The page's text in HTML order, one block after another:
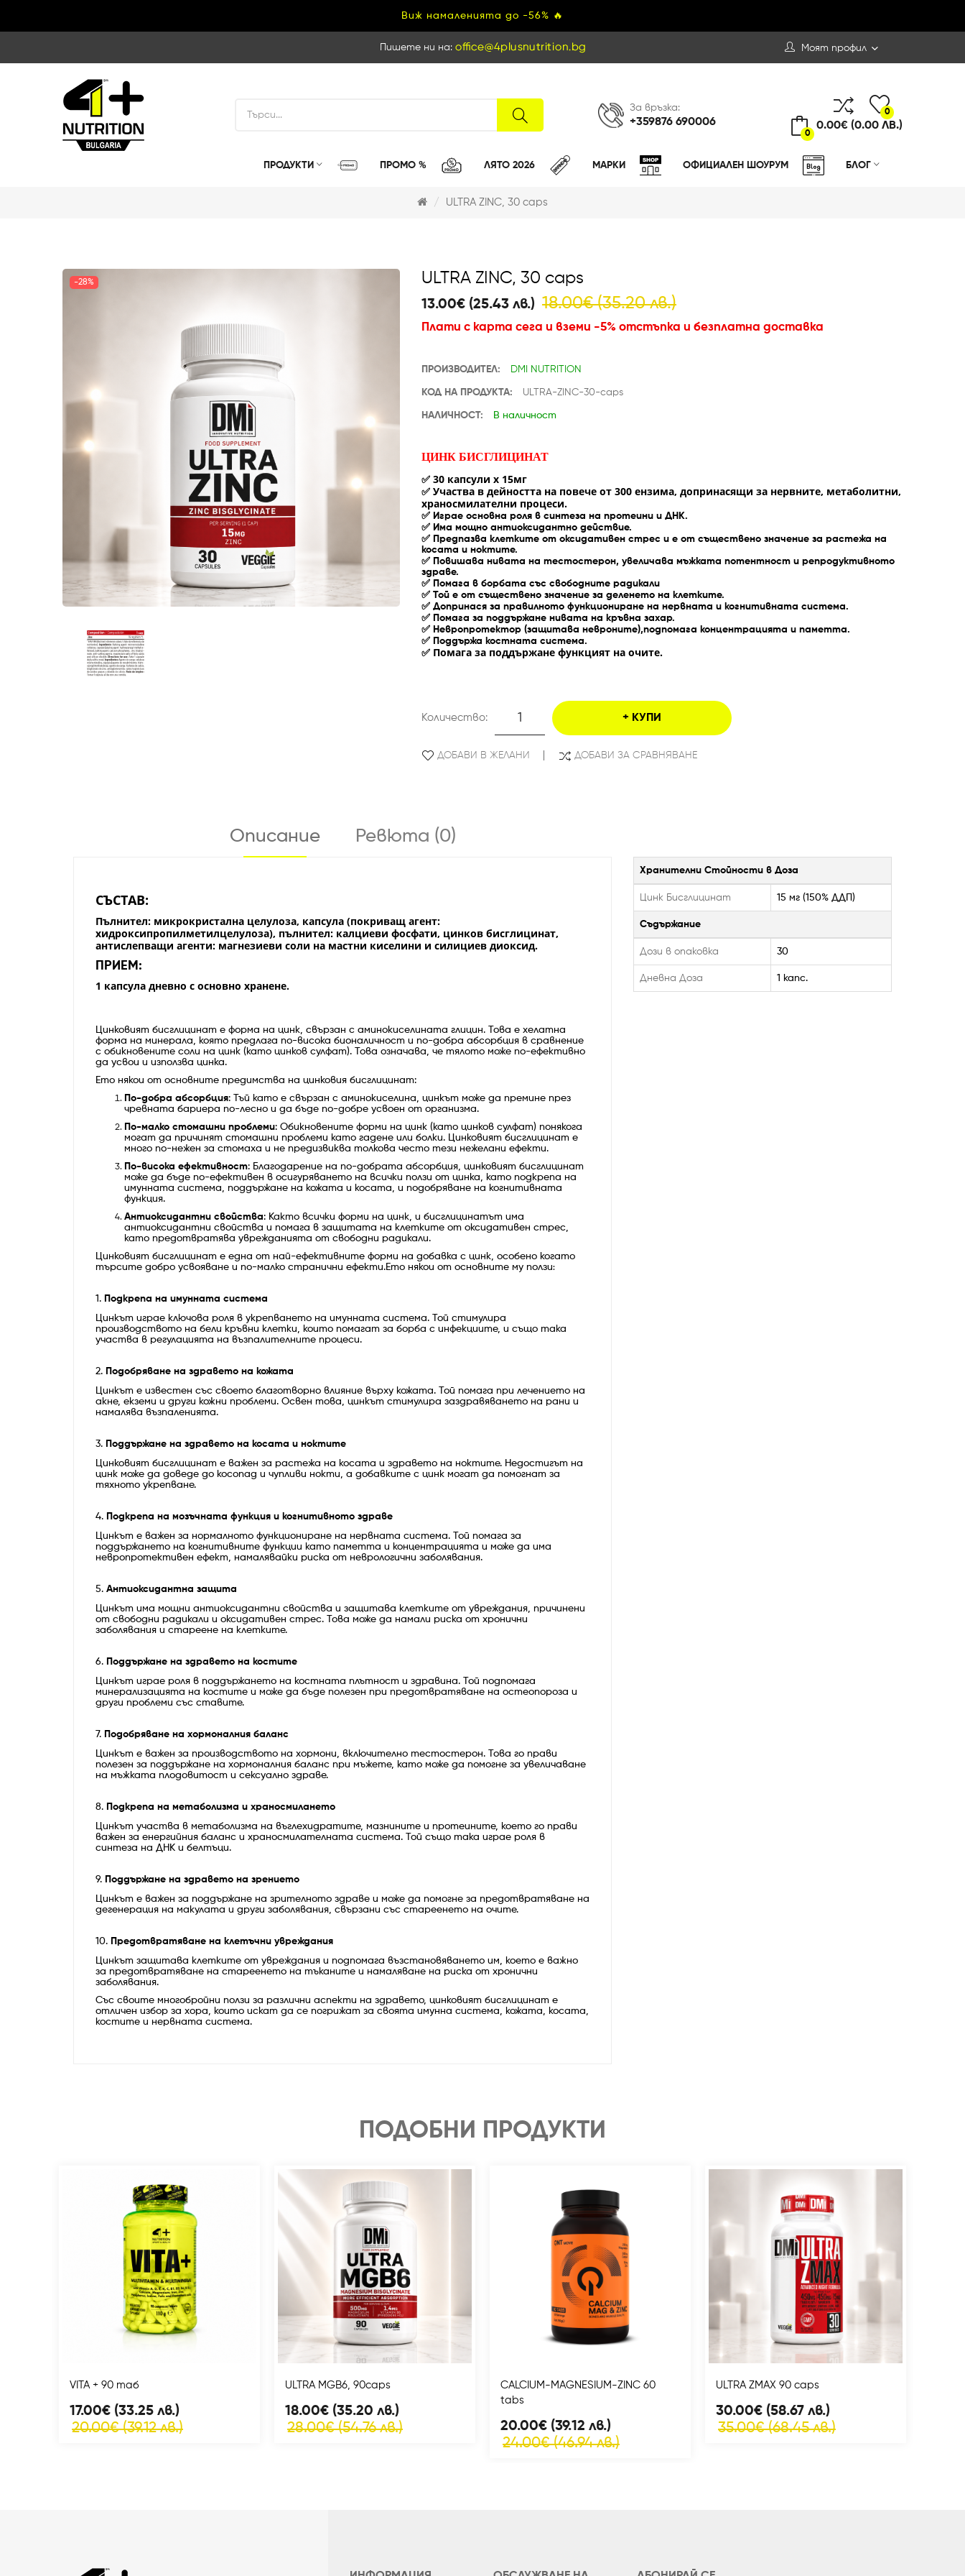
Виж намаленията до -56% 🔥
Пишете ни на: Моят профил
За връзка:
+359876 690006
0
0
0.00€ (0.00 ЛВ.)
ПРОДУКТИ ПРОМО % ЛЯТО 2026 МАРКИ ОФИЦИАЛЕН ШОУРУМ БЛОГ
ULTRA ZINC, 30 caps
-28% ULTRA ZINC, 30 caps
13.00€ (25.43 лв.) 18.00€ (35.20 лв.)
Плати с карта сега и вземи -5% отстъпка и безплатна доставка
ПРОИЗВОДИТЕЛ: DMI NUTRITION
КОД НА ПРОДУКТА: ULTRA-ZINC-30-caps
НАЛИЧНОСТ: В наличност
ЦИНК БИСГЛИЦИНАТ
✅ 30 капсули х 15мг
✅ Участва в дейността на повече от 300 ензима, допринасящи за нервните, метаболитни,
храносмилателни процеси.
✅ Играе основна роля в синтеза на протеини и ДНК.
✅ Има мощно антиоксидантно действие.
✅ Предпазва клетките от оксидативен стрес и е от съществено значение за растежа на
косата и ноктите.
✅ Повишава нивата на тестостерон, увеличава мъжката потентност и репродуктивното
здраве.
✅ Помага в борбата със свободните радикали
✅ Той е от съществено значение за деленето на клетките.
✅ Допринася за правилното функциониране на нервната и когнитивната система.
✅ Помага за поддържане нивата на кръвна захар.
✅ Невропротектор (защитава невроните),подпомага концентрацията и паметта.
✅ Поддържа костната система.
✅ Помага за поддържане функцият на очите.
Количество: КУПИ
ДОБАВИ В ЖЕЛАНИ ДОБАВИ ЗА СРАВНЯВАНЕ
Описание Ревюта (0)
СЪСТАВ:
Пълнител: микрокристална целулоза, капсула (покриващ агент:
хидроксипропилметилцелулоза), пълнител: калциеви фосфати, цинков бисглицинат,
антислепващи агенти: магнезиеви соли на мастни киселини и силициев диоксид.
ПРИЕМ:
1 капсула дневно с основно хранене.
Цинковият бисглицинат е форма на цинк, свързан с аминокиселината глицин. Това е хелатна
форма на минерала, която предлага по-висока бионаличност и по-добра абсорбция в сравнение
с обикновените соли на цинк (като цинков сулфат). Това означава, че тялото може по-ефективно
да усвои и използва цинка.
Ето някои от основните предимства на цинковия бисглицинат:
По-добра абсорбция: Тъй като е свързан с аминокиселина, цинкът може да премине през
чревната бариера по-лесно и да бъде по-добре усвоен от организма.
По-малко стомашни проблеми: Обикновените форми на цинк (като цинков сулфат) понякога
могат да причинят стомашни проблеми като гадене или болки. Цинковият бисглицинат е
много по-нежен за стомаха и не предизвиква толкова често тези нежелани ефекти.
По-висока ефективност: Благодарение на по-добрата абсорбция, цинковият бисглицинат
може да бъде по-ефективен в осигуряването на всички ползи от цинка, като подкрепа на
имунната система, поддържане на кожата и косата, и подобряване на когнитивната
функция.
Антиоксидантни свойства: Както всички форми на цинк, и бисглицинатът има
антиоксидантни свойства и помага в защитата на клетките от оксидативен стрес,
като предотвратява уврежданията от свободни радикали.
Цинковият бисглицинат е една от най-ефективните форми на добавка с цинк, особено когато
търсите добро усвояване и по-малко странични ефекти.Ето някои от основните му ползи:
1. Подкрепа на имунната система
Цинкът играе ключова роля в укрепването на имунната система. Той стимулира
производството на бели кръвни клетки, които помагат за борба с инфекциите, и също така
участва в регулацията на възпалителните процеси.
2. Подобряване на здравето на кожата
Цинкът е известен със своето благотворно влияние върху кожата. Той помага при лечението на
акне, екземи и други кожни проблеми. Освен това, цинкът стимулира заздравяването на рани и
намалява възпаленията.
3. Поддържане на здравето на косата и ноктите
Цинковият бисглицинат е важен за растежа на косата и здравето на ноктите. Недостигът на
цинк може да доведе до косопад и чупливи нокти, а добавките с цинк могат да помогнат за
тяхното укрепване.
4. Подкрепа на мозъчната функция и когнитивното здраве
Цинкът е важен за нормалното функциониране на нервната система. Той помага за
поддържането на когнитивните функции като паметта и концентрацията и може да има
невропротективен ефект, намалявайки риска от неврологични заболявания.
5. Антиоксидантна защита
Цинкът има мощни антиоксидантни свойства и защитава клетките от увреждания, причинени
от свободни радикали и оксидативен стрес. Това може да намали риска от хронични
заболявания и стареене на клетките.
6. Поддържане на здравето на костите
Цинкът играе роля в поддържането на костната плътност и здравина. Той подпомага
минерализацията на костите и може да бъде полезен при предотвратяване на остеопороза и
други проблеми със ставите.
7. Подобряване на хормоналния баланс
Цинкът е важен за производството на хормони, включително тестостерон. Това го прави
полезен за поддържане на хормоналния баланс при мъжете, като може да помогне за увеличаване
на мъжката плодовитост и сексуално здраве.
8. Подкрепа на метаболизма и храносмилането
Цинкът участва в метаболизма на въглехидратите, мазнините и протеините, което го прави
важен за енергийния баланс и храносмилателната система. Той също така играе роля в
синтеза на ДНК и белтъци.
9. Поддържане на здравето на зрението
Цинкът е важен за поддържане на зрителното здраве и може да помогне за предотвратяване на
дегенерация на макулата и други заболявания, свързани със стареенето на очите.
10. Предотвратяване на клетъчни увреждания
Цинкът защитава клетките от увреждания и подпомага възстановяването им, което е важно
за предотвратяване на стареенето на тъканите и намаляване на риска от хронични
заболявания.
Със своите многобройни ползи за различни аспекти на здравето, цинковият бисглицинат е
отличен избор за хора, които искат да се погрижат за своята имунна система, кожата, косата,
костите и нервната система.
Хранителни Стойности в Доза
Цинк Бисглицинат 15 мг (150% ДДП)
Съдържание
Дози в опаковка 30
Дневна Доза 1 капс.
ПОДОБНИ ПРОДУКТИ
VITA + 90 таб
17.00€ (33.25 лв.)
20.00€ (39.12 лв.)
ULTRA MGB6, 90caps
18.00€ (35.20 лв.)
28.00€ (54.76 лв.)
CALCIUM-MAGNESIUM-ZINC 60
tabs
20.00€ (39.12 лв.)
24.00€ (46.94 лв.)
ULTRA ZMAX 90 caps
30.00€ (58.67 лв.)
35.00€ (68.45 лв.)